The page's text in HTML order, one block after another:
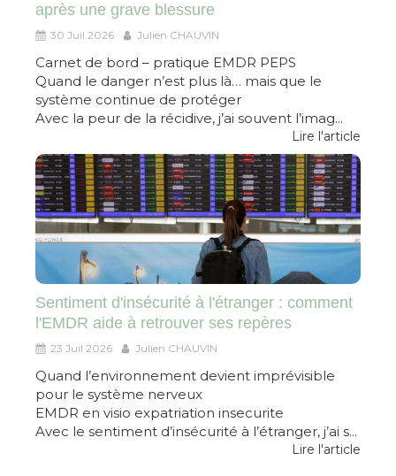
après une grave blessure
30 Juil 2026 Julien CHAUVIN
Carnet de bord – pratique EMDR PEPS
Quand le danger n’est plus là… mais que le
système continue de protéger
Avec la peur de la récidive, j’ai souvent l’imag...
Lire l'article
Sentiment d'insécurité à l'étranger : comment
l'EMDR aide à retrouver ses repères
23 Juil 2026 Julien CHAUVIN
Quand l’environnement devient imprévisible
pour le système nerveux
EMDR en visio expatriation insecurite
Avec le sentiment d’insécurité à l’étranger, j’ai s...
Lire l'article